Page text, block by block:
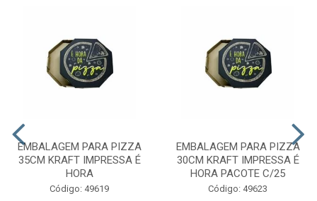
EMBALAGEM PARA PIZZA
35CM KRAFT IMPRESSA É
HORA
Código: 49619
EMBALAGEM PARA PIZZA
30CM KRAFT IMPRESSA É
HORA PACOTE C/25
Código: 49623